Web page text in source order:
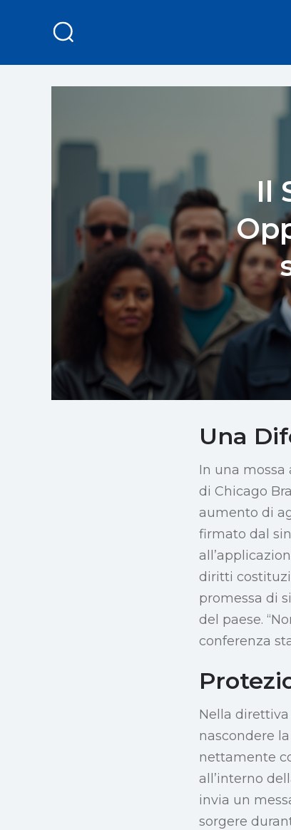
Il
Una
In una
di Chicago
aumento di
firmato dal
diritti
promessa di
del paese.
conferenza
Nella
nascondere
nettamente
all’interno
invia un
sorgere